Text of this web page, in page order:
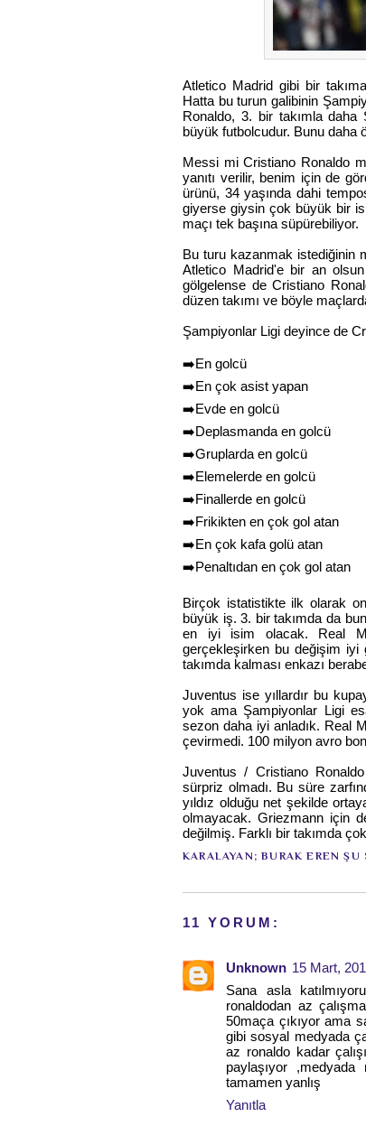
Atletico Madrid gibi bir
Hatta bu turun galibinin
Ronaldo, 3. bir takımla
büyük futbolcudur. Bunu daha
Messi mi Cristiano Ronaldo
yanıtı verilir, benim için de
ürünü, 34 yaşında dahi
giyerse giysin çok büyük bir
maçı tek başına süpürebiliyor.
Bu turu kazanmak istediğinin
Atletico Madrid'e bir an
gölgelense de Cristiano
düzen takımı ve böyle
Şampiyonlar Ligi deyince de
➡️En golcü
➡️En çok asist yapan
➡️Evde en golcü
➡️Deplasmanda en golcü
➡️Gruplarda en golcü
➡️Elemelerde en golcü
➡️Finallerde en golcü
➡️Frikikten en çok gol atan
➡️En çok kafa golü atan
➡️Penaltıdan en çok gol atan
Birçok istatistikte ilk olarak
büyük iş. 3. bir takımda da
en iyi isim olacak. Real
gerçekleşirken bu değişim iyi
takımda kalması enkazı
Juventus ise yıllardır bu
yok ama Şampiyonlar Ligi
sezon daha iyi anladık. Real
çevirmedi. 100 milyon avro
Juventus / Cristiano
sürpriz olmadı. Bu süre
yıldız olduğu net şekilde
olmayacak. Griezmann için
değilmiş. Farklı bir takımda
KARALAYAN;BURAK EREN ŞU
11 YORUM:
Unknown 15 Mart,
Sana asla
ronaldodan az
50maça çıkıyor ama
gibi sosyal medyada
az ronaldo kadar
paylaşıyor
tamamen yanlış
Yanıtla